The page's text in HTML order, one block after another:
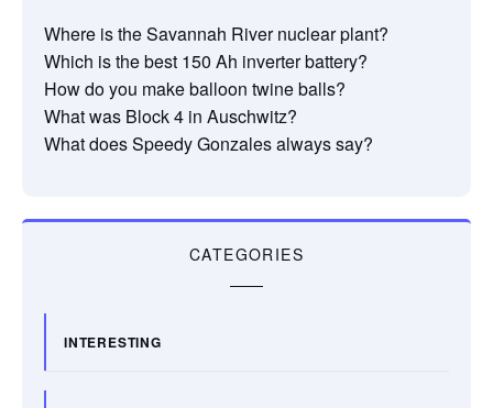
Where is the Savannah River nuclear plant?
Which is the best 150 Ah inverter battery?
How do you make balloon twine balls?
What was Block 4 in Auschwitz?
What does Speedy Gonzales always say?
CATEGORIES
INTERESTING